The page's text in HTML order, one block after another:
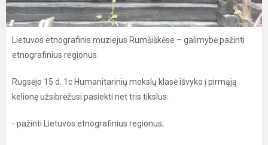
Lietuvos etnografinis muziejus Rumšiškėse – galimybė pažinti
etnografinius regionus.
Rugsėjo 15 d. 1c Humanitarinių mokslų klasė išvyko į pirmąją
kelionę užsibrėžusi pasiekti net tris tikslus:
- pažinti Lietuvos etnografinius regionus;